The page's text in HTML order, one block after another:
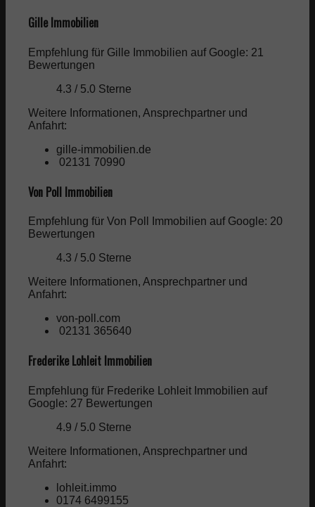
Gille Immobilien
Empfehlung für Gille Immobilien auf Google: 21
Bewertungen
4.3 / 5.0 Sterne
Weitere Informationen, Ansprechpartner und
Anfahrt:
gille-immobilien.de
02131 70990
Von Poll Immobilien
Empfehlung für Von Poll Immobilien auf Google: 20
Bewertungen
4.3 / 5.0 Sterne
Weitere Informationen, Ansprechpartner und
Anfahrt:
von-poll.com
02131 365640
Frederike Lohleit Immobilien
Empfehlung für Frederike Lohleit Immobilien auf
Google: 27 Bewertungen
4.9 / 5.0 Sterne
Weitere Informationen, Ansprechpartner und
Anfahrt:
lohleit.immo
0174 6499155